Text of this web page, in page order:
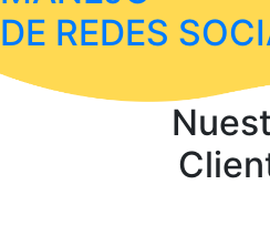
DE REDES